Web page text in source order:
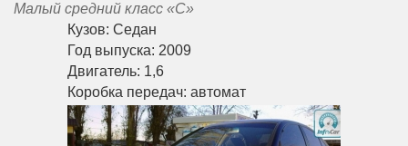
Малый средний класс «С»
Кузов: Седан
Год выпуска: 2009
Двигатель: 1,6
Коробка передач: автомат